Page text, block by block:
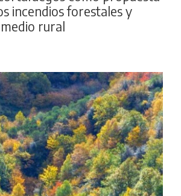
incendios forestales y
rural